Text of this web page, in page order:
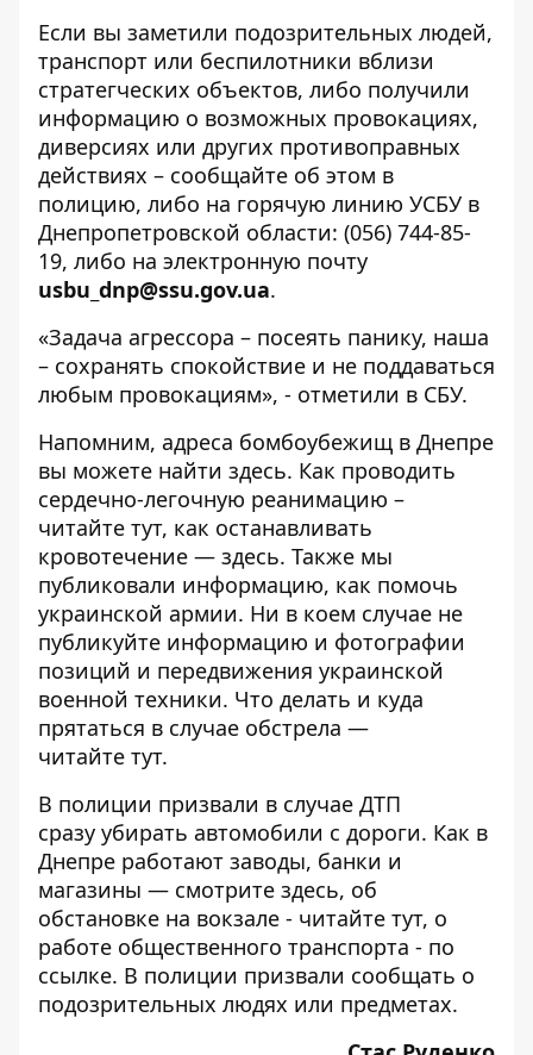
Если вы заметили подозрительных людей,
транспорт или беспилотники вблизи
стратегческих объектов, либо получили
информацию о возможных провокациях,
диверсиях или других противоправных
действиях – сообщайте об этом в
полицию, либо на горячую линию УСБУ в
Днепропетровской области: (056) 744-85-
19, либо на электронную почту
usbu _dnp@ssu.gov.ua.
«Задача агрессора – посеять панику, наша
– сохранять спокойствие и не поддаваться
любым провокациям», - отметили в СБУ.
Напомним, адреса бомбоубежищ в Днепре
вы можете найти здесь. Как проводить
сердечно-легочную реанимацию –
читайте тут, как останавливать
кровотечение — здесь. Также мы
публиковали информацию, как помочь
украинской армии. Ни в коем случае не
публикуйте информацию и фотографии
позиций и передвижения украинской
военной техники. Что делать и куда
прятаться в случае обстрела —
читайте тут.
В полиции призвали в случае ДТП
сразу убирать автомобили с дороги. Как в
Днепре работают заводы, банки и
магазины — смотрите здесь, об
обстановке на вокзале - читайте тут, о
работе общественного транспорта - по
ссылке. В полиции призвали сообщать о
подозрительных людях или предметах.